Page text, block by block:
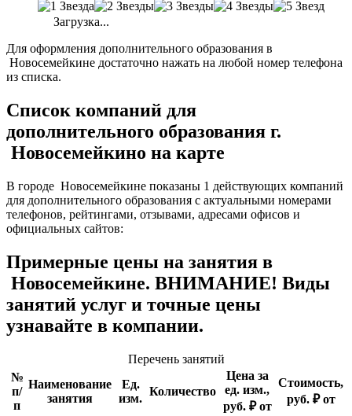
Загрузка...
Для оформления дополнительного образования в
Новосемейкине достаточно нажать на любой номер телефона
из списка.
Список компаний для
дополнительного образования г.
Новосемейкино на карте
В городе Новосемейкине показаны 1 действующих компаний
для дополнительного образования с актуальными номерами
телефонов, рейтингами, отзывами, адресами офисов и
официальных сайтов:
Примерные цены на занятия в
Новосемейкине. ВНИМАНИЕ! Виды
занятий услуг и точные цены
узнавайте в компании.
Перечень занятий
№
п/
п
Наименование
занятия
Ед.
изм.
Количество
Цена за
ед. изм.,
руб. ₽ от
Стоимость,
руб. ₽ от